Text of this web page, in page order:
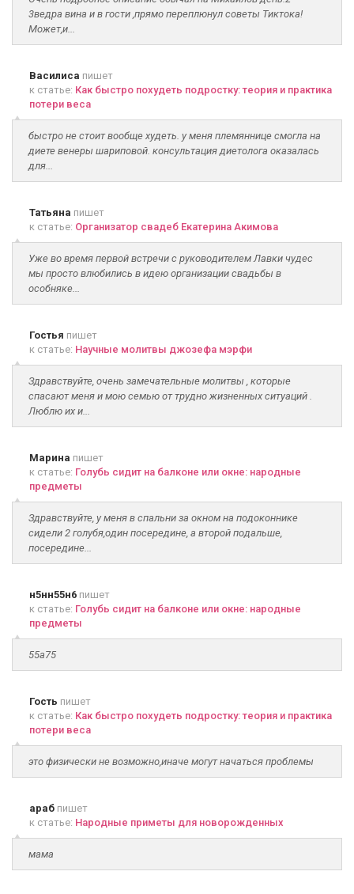
3ведра вина и в гости ,прямо переплюнул советы Тиктока!
Может,и...
Василиса пишет
к статье: Как быстро похудеть подростку: теория и практика
потери веса
быстро не стоит вообще худеть. у меня племяннице смогла на
диете венеры шариповой. консультация диетолога оказалась
для...
Татьяна пишет
к статье: Организатор свадеб Екатерина Акимова
Уже во время первой встречи с руководителем Лавки чудес
мы просто влюбились в идею организации свадьбы в
особняке...
Гостья пишет
к статье: Научные молитвы джозефа мэрфи
Здравствуйте, очень замечательные молитвы , которые
спасают меня и мою семью от трудно жизненных ситуаций .
Люблю их и...
Марина пишет
к статье: Голубь сидит на балконе или окне: народные
предметы
Здравствуйте, у меня в спальни за окном на подоконнике
сидели 2 голубя,один посередине, а второй подальше,
посередине...
н5нн55н6 пишет
к статье: Голубь сидит на балконе или окне: народные
предметы
55а75
Гость пишет
к статье: Как быстро похудеть подростку: теория и практика
потери веса
это физически не возможно,иначе могут начаться проблемы
араб пишет
к статье: Народные приметы для новорожденных
мама